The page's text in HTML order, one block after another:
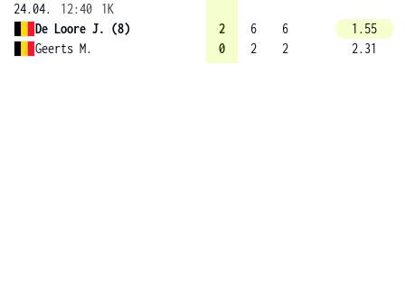
24.04.
12:40
1K
De Loore J. (8)
Geerts M.
2
0
6
2
6
2
1.55
2.31